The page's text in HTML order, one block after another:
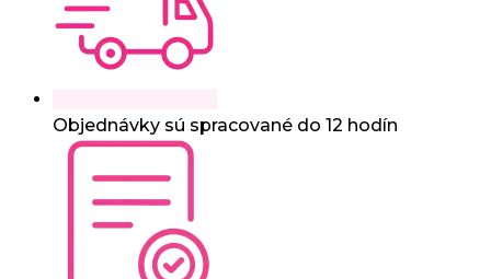
Objednávky sú spracované do 12 hodín